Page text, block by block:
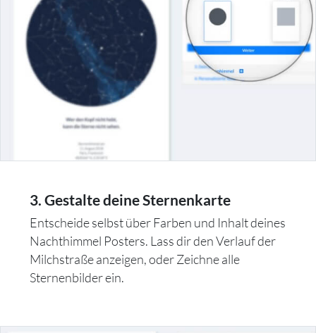
3. Gestalte deine Sternenkarte
Entscheide selbst über Farben und Inhalt deines
Nachthimmel Posters. Lass dir den Verlauf der
Milchstraße anzeigen, oder Zeichne alle
Sternenbilder ein.